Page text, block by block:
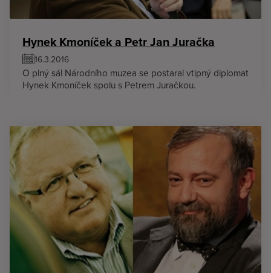
Hynek Kmoníček a Petr Jan Juračka
16.3.2016
O plný sál Národního muzea se postaral vtipný diplomat
Hynek Kmoníček spolu s Petrem Juračkou.